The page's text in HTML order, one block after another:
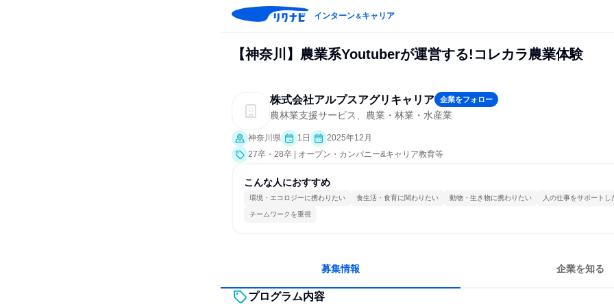
インターン＆キャリア
【神奈川】農業系Youtuberが運営する!コレカラ農業体験
株式会社アルプスアグリキャリア 企業をフォロー
農林業支援サービス、農業・林業・水産業
神奈川県 1日
2025年12月
27卒・28卒 | オープン・カンパニー&キャリア教育等
こんな人におすすめ
環境・エコロジーに携わりたい 食生活・食育に関わりたい 動物・生き物に携わりたい 人の仕事をサポートし
チームワークを重視
募集情報 企業を知る
プログラム内容